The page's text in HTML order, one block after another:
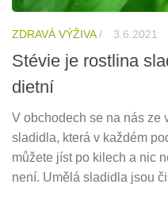
ZDRAVÁ VÝŽIVA/ 3.6.2021
Stévie je rostlina
dietní
V obchodech se na nás ze
sladidla, která v každém
můžete jíst po kilech a nic
není. Umělá sladidla jsou